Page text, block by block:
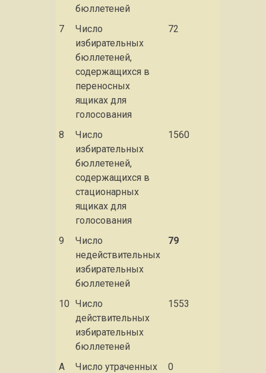
бюллетеней
7
Число
избирательных
бюллетеней,
содержащихся в
переносных
ящиках для
голосования
72
8
Число
избирательных
бюллетеней,
содержащихся в
стационарных
ящиках для
голосования
1560
9
Число
недействительных
избирательных
бюллетеней
79
10 Число
действительных
избирательных
бюллетеней
1553
А
Число утраченных
0